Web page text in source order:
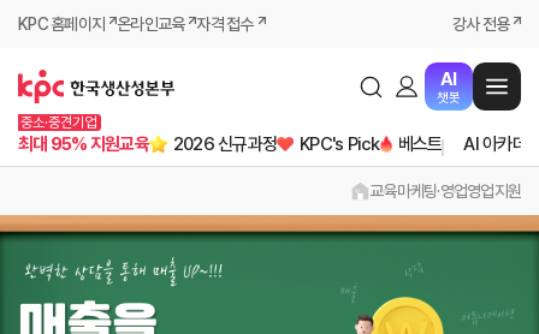
KPC 홈페이지 온라인교육 자격 접수 강사 전용
AI
챗봇
중소·중견기업
최대 95% 지원교육 2026 신규과정 KPC's Pick 베스트 AI 아카데
교육마케팅·영업영업지원